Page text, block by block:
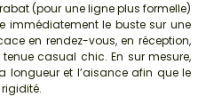
(pour une ligne plus formelle)
immédiatement le buste sur une
en rendez-vous, en réception,
casual chic. En sur mesure,
longueur et l’aisance afin que le